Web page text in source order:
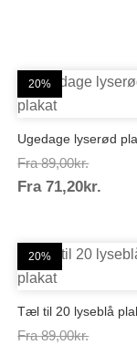
20%
Ugedage lyserød
Fra 89,00kr.
89,00kr.
Fra 71,20kr.
20%
Tæl til 20 lyseblå
Fra 89,00kr.